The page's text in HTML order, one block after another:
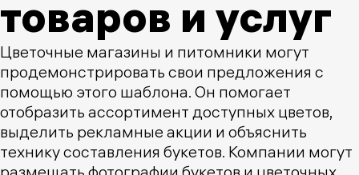
товаров и услуг
Цветочные магазины и питомники могут
продемонстрировать свои предложения с
помощью этого шаблона. Он помогает
отобразить ассортимент доступных цветов,
выделить рекламные акции и объяснить
технику составления букетов. Компании могут